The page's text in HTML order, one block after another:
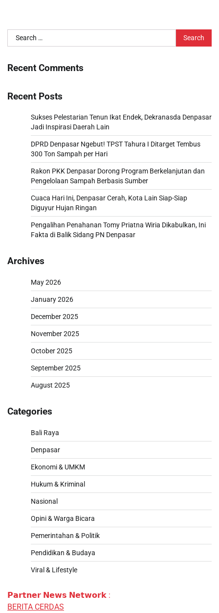
Search
for:
Recent Comments
Recent Posts
Sukses Pelestarian Tenun Ikat Endek, Dekranasda Denpasar
Jadi Inspirasi Daerah Lain
DPRD Denpasar Ngebut! TPST Tahura I Ditarget Tembus
300 Ton Sampah per Hari
Rakon PKK Denpasar Dorong Program Berkelanjutan dan
Pengelolaan Sampah Berbasis Sumber
Cuaca Hari Ini, Denpasar Cerah, Kota Lain Siap-Siap
Diguyur Hujan Ringan
Pengalihan Penahanan Tomy Priatna Wiria Dikabulkan, Ini
Fakta di Balik Sidang PN Denpasar
Archives
May 2026
January 2026
December 2025
November 2025
October 2025
September 2025
August 2025
Categories
Bali Raya
Denpasar
Ekonomi & UMKM
Hukum & Kriminal
Nasional
Opini & Warga Bicara
Pemerintahan & Politik
Pendidikan & Budaya
Viral & Lifestyle
𝗣𝗮𝗿𝘁𝗻𝗲𝗿 𝗡𝗲𝘄𝘀 𝗡𝗲𝘁𝘄𝗼𝗿𝗸 :
BERITA CERDAS